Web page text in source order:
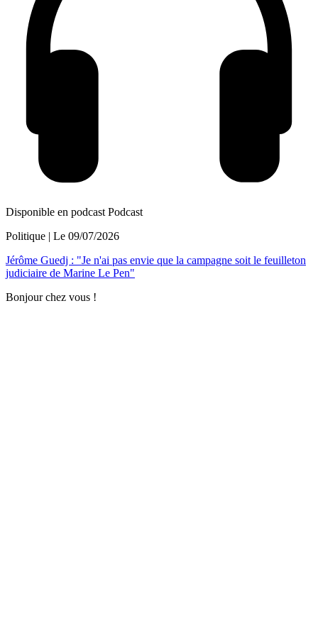
Disponible en podcast Podcast
Politique | Le 09/07/2026
Jérôme Guedj : "Je n'ai pas envie que la campagne soit le feuilleton
judiciaire de Marine Le Pen"
Bonjour chez vous !